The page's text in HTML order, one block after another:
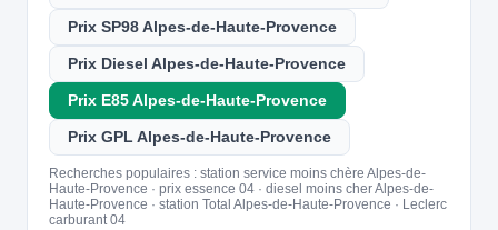
Prix SP98 Alpes-de-Haute-Provence
Prix Diesel Alpes-de-Haute-Provence
Prix E85 Alpes-de-Haute-Provence
Prix GPL Alpes-de-Haute-Provence
Recherches populaires : station service moins chère Alpes-de-
Haute-Provence · prix essence 04 · diesel moins cher Alpes-de-
Haute-Provence · station Total Alpes-de-Haute-Provence · Leclerc
carburant 04